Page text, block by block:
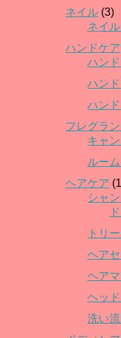
ネイル (3)
ネイ
ハンドケア
ハン
ハン
ハン
フレグラ
キャ
ルー
ヘアケア
シャ
トリ
ヘアセ
ヘア
ヘッ
洗い